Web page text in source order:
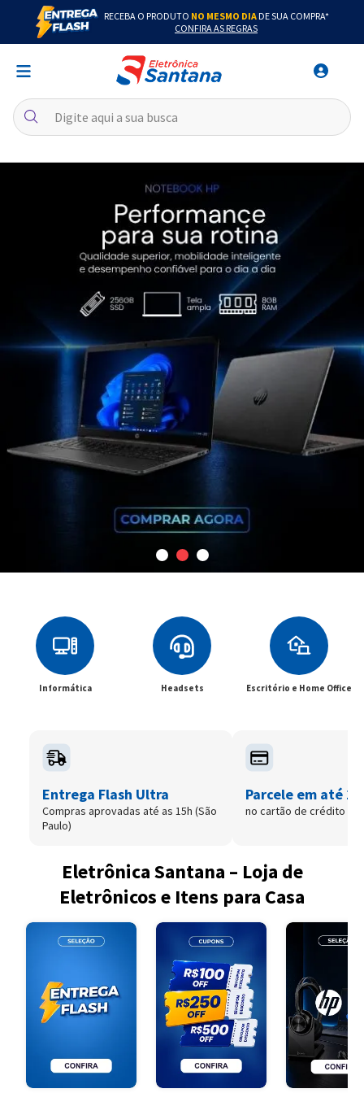
RECEBA O PRODUTO NO MESMO DIADE SUA COMPRA*
CONFIRA AS REGRAS
Informática Headsets Escritório e Home Office
Entrega Flash Ultra
Compras aprovadas até as 15h (São
Paulo)
Parcele em até
no cartão de crédito
Eletrônica Santana – Loja de
Eletrônicos e Itens para Casa